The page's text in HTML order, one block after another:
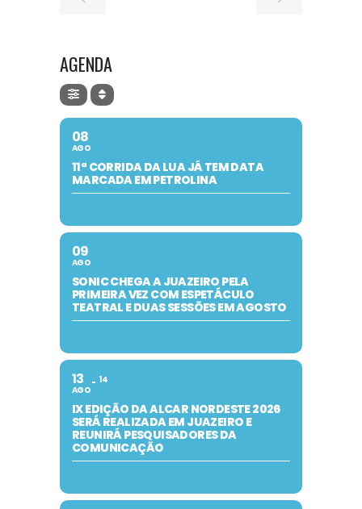
AGENDA
08
AGO
11ª CORRIDA DA LUA JÁ TEM DATA
MARCADA EM PETROLINA
09
AGO
SONIC CHEGA A JUAZEIRO PELA
PRIMEIRA VEZ COM ESPETÁCULO
TEATRAL E DUAS SESSÕES EM AGOSTO
13
AGO
14
IX EDIÇÃO DA ALCAR NORDESTE 2026
SERÁ REALIZADA EM JUAZEIRO E
REUNIRÁ PESQUISADORES DA
COMUNICAÇÃO